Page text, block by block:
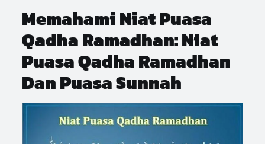
Memahami Niat Puasa
Qadha Ramadhan: Niat
Puasa Qadha Ramadhan
Dan Puasa Sunnah